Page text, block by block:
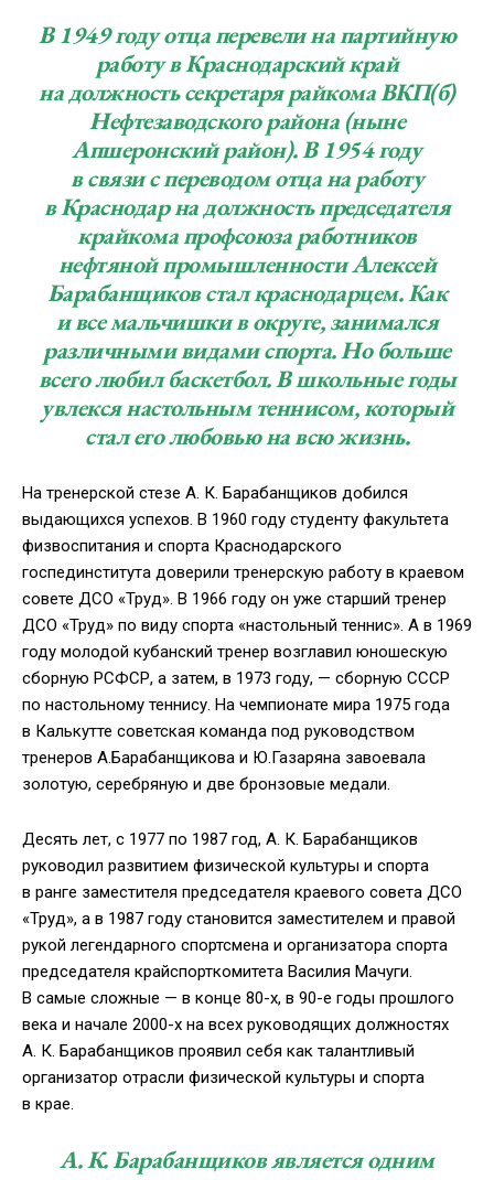
В 1949 году отца перевели на партийную
работу в Краснодарский край
на должность секретаря райкома ВКП(б)
Нефтезаводского района (ныне
Апшеронский район). В 1954 году
в связи с переводом отца на работу
в Краснодар на должность председателя
крайкома профсоюза работников
нефтяной промышленности Алексей
Барабанщиков стал краснодарцем. Как
и все мальчишки в округе, занимался
различными видами спорта. Но больше
всего любил баскетбол. В школьные годы
увлекся настольным теннисом, который
стал его любовью на всю жизнь.
На тренерской стезе А. К. Барабанщиков добился
выдающихся успехов. В 1960 году студенту факультета
физвоспитания и спорта Краснодарского
госпединститута доверили тренерскую работу в краевом
совете ДСО «Труд». В 1966 году он уже старший тренер
ДСО «Труд» по виду спорта «настольный теннис». А в 1969
году молодой кубанский тренер возглавил юношескую
сборную РСФСР, а затем, в 1973 году, — сборную СССР
по настольному теннису. На чемпионате мира 1975 года
в Калькутте советская команда под руководством
тренеров А.Барабанщикова и Ю.Газаряна завоевала
золотую, серебряную и две бронзовые медали.
Десять лет, с 1977 по 1987 год, А. К. Барабанщиков
руководил развитием физической культуры и спорта
в ранге заместителя председателя краевого совета ДСО
«Труд», а в 1987 году становится заместителем и правой
рукой легендарного спортсмена и организатора спорта
председателя крайспорткомитета Василия Мачуги.
В самые сложные — в конце 80-х, в 90-е годы прошлого
века и начале 2000-х на всех руководящих должностях
А. К. Барабанщиков проявил себя как талантливый
организатор отрасли физической культуры и спорта
в крае.
А. К. Барабанщиковявляется одним